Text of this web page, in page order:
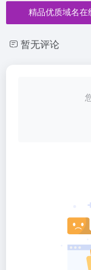
精品优质域名在
暂无评论